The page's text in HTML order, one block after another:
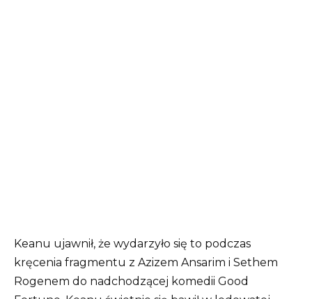
Keanu ujawnił, że wydarzyło się to podczas
kręcenia fragmentu z Azizem Ansarim i Sethem
Rogenem do nadchodzącej komedii Good